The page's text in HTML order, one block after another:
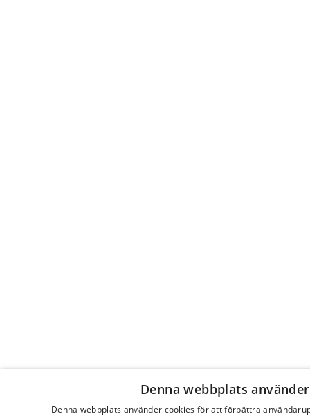
Denna webbplats
Denna webbplats använder cookies för att förbättra